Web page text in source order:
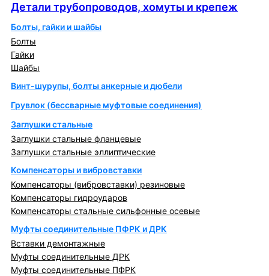
Детали трубопроводов, хомуты и крепеж
Болты, гайки и шайбы
Болты
Гайки
Шайбы
Винт-шурупы, болты анкерные и дюбели
Грувлок (бессварные муфтовые соединения)
Заглушки стальные
Заглушки стальные фланцевые
Заглушки стальные эллиптические
Компенсаторы и вибровставки
Компенсаторы (вибровставки) резиновые
Компенсаторы гидроударов
Компенсаторы стальные сильфонные осевые
Муфты соединительные ПФРК и ДРК
Вставки демонтажные
Муфты соединительные ДРК
Муфты соединительные ПФРК